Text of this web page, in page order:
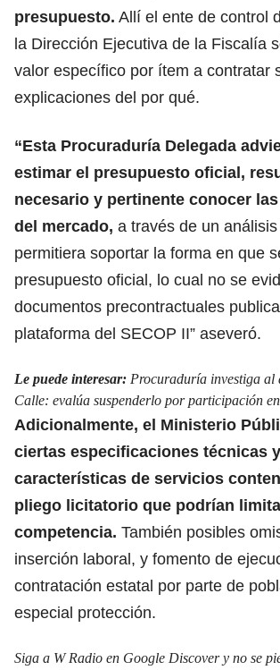
presupuesto. Allí el ente de control
la Dirección Ejecutiva de la Fiscalía
valor específico por ítem a contratar
explicaciones del por qué.
“Esta Procuraduría Delegada
estimar el presupuesto oficial,
necesario y pertinente conocer
del mercado, a través de un
permitiera soportar la forma en que
presupuesto oficial, lo cual no se
documentos precontractuales
plataforma del SECOP II” aseveró.
Le puede interesar: Procuraduría investiga al
Calle: evalúa suspenderlo por participación
Adicionalmente, el Ministerio
ciertas especificaciones técnicas y
características de servicios
pliego licitatorio que podrían
competencia. También posibles
inserción laboral, y fomento de
contratación estatal por parte de
especial protección.
Siga a W Radio en Google Discover y no se